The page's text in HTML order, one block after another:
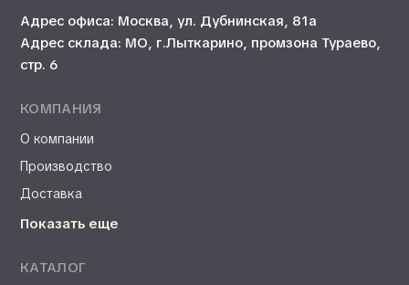
Адрес офиса: Москва, ул. Дубнинская, 81а
Адрес склада: МО, г.Лыткарино, промзона Тураево,
стр. 6
КОМПАНИЯ
О компании
Производство
Доставка
Показать еще
КАТАЛОГ